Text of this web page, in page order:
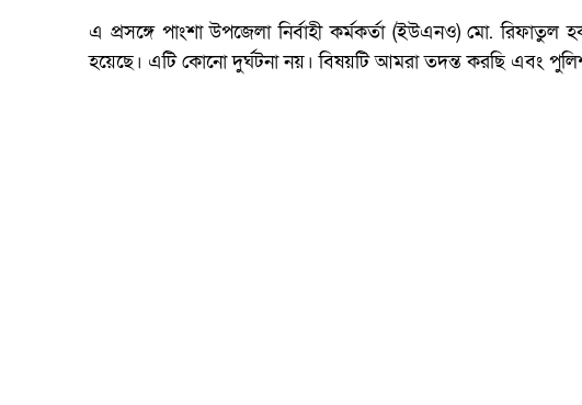
এ প্রসঙ্গে পাংশা উপজেলা নির্বাহী কর্মকর্তা (ইউএনও) মো.
হয়েছে। এটি কোনো দুর্ঘটনা নয়। বিষয়টি আমরা তদন্ত করছি এবং